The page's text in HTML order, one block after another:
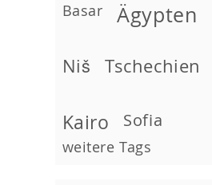
Basar Ägypten
Niš Tschechien
Kairo Sofia
weitere Tags